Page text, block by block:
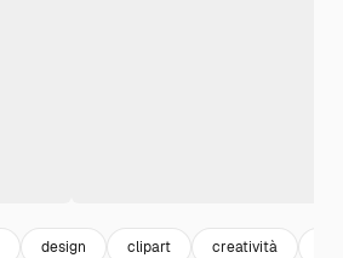
design clipart creatività